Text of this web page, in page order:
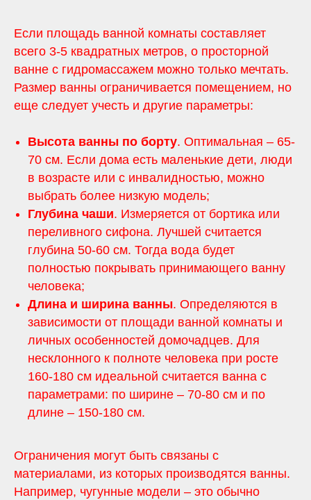
Если площадь ванной комнаты составляет
всего 3-5 квадратных метров, о просторной
ванне с гидромассажем можно только мечтать.
Размер ванны ограничивается помещением, но
еще следует учесть и другие параметры:
Высота ванны по борту. Оптимальная – 65-
70 см. Если дома есть маленькие дети, люди
в возрасте или с инвалидностью, можно
выбрать более низкую модель;
Глубина чаши. Измеряется от бортика или
переливного сифона. Лучшей считается
глубина 50-60 см. Тогда вода будет
полностью покрывать принимающего ванну
человека;
Длина и ширина ванны. Определяются в
зависимости от площади ванной комнаты и
личных особенностей домочадцев. Для
несклонного к полноте человека при росте
160-180 см идеальной считается ванна с
параметрами: по ширине – 70-80 см и по
длине – 150-180 см.
Ограничения могут быть связаны с
материалами, из которых производятся ванны.
Например, чугунные модели – это обычно